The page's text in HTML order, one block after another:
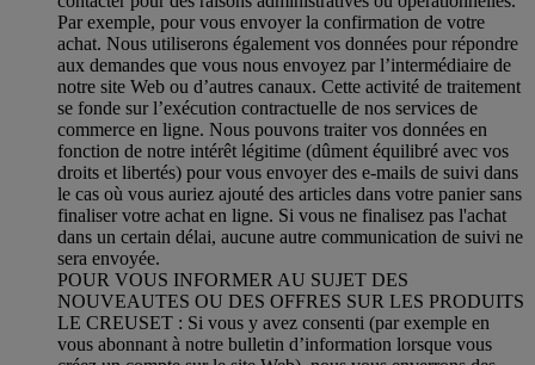
Par exemple, pour vous envoyer la confirmation de votre
achat. Nous utiliserons également vos données pour répondre
aux demandes que vous nous envoyez par l’intermédiaire de
notre site Web ou d’autres canaux. Cette activité de traitement
se fonde sur l’exécution contractuelle de nos services de
commerce en ligne. Nous pouvons traiter vos données en
fonction de notre intérêt légitime (dûment équilibré avec vos
droits et libertés) pour vous envoyer des e-mails de suivi dans
le cas où vous auriez ajouté des articles dans votre panier sans
finaliser votre achat en ligne. Si vous ne finalisez pas l'achat
dans un certain délai, aucune autre communication de suivi ne
sera envoyée.
POUR VOUS INFORMER AU SUJET DES
NOUVEAUTES OU DES OFFRES SUR LES PRODUITS
LE CREUSET : Si vous y avez consenti (par exemple en
vous abonnant à notre bulletin d’information lorsque vous